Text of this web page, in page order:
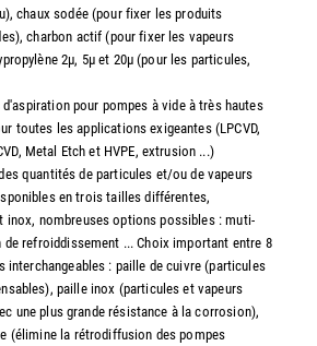
chaux sodée (pour fixer les produits
charbon actif (pour fixer les vapeurs
2µ, 5µ et 20µ (pour les particules,
pour pompes à vide à très hautes
toutes les applications exigeantes (LPCVD,
Metal Etch et HVPE, extrusion ...)
quantités de particules et/ou de vapeurs
en trois tailles différentes,
nombreuses options possibles : muti-
de refroiddissement ... Choix important entre 8
interchangeables : paille de cuivre (particules
paille inox (particules et vapeurs
une plus grande résistance à la corrosion),
(élimine la rétrodiffusion des pompes